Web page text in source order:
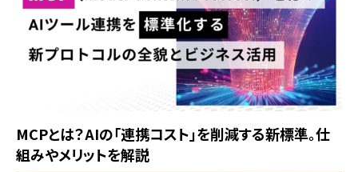
MCPとは？AIの「連携コスト」を削減する新標準。仕
組みやメリットを解説